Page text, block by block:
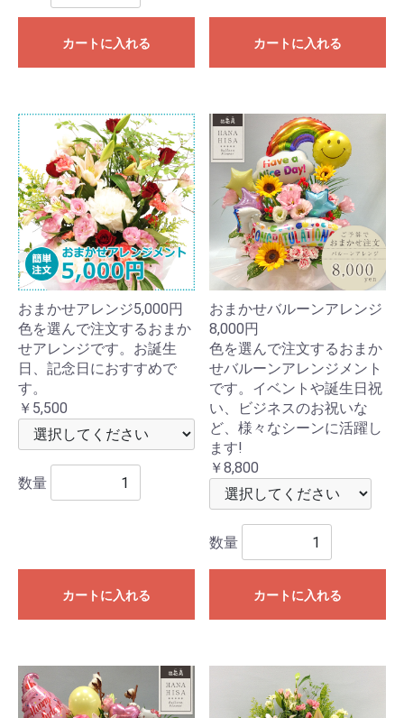
カートに入れる カートに入れる
おまかせアレンジ5,000円
色を選んで注文するおまか
せアレンジです。お誕生
日、記念日におすすめで
す。
￥5,500
数量
カートに入れる
おまかせバルーンアレンジ
8,000円
色を選んで注文するおまか
せバルーンアレンジメント
です。イベントや誕生日祝
い、ビジネスのお祝いな
ど、様々なシーンに活躍し
ます!
￥8,800
数量
カートに入れる